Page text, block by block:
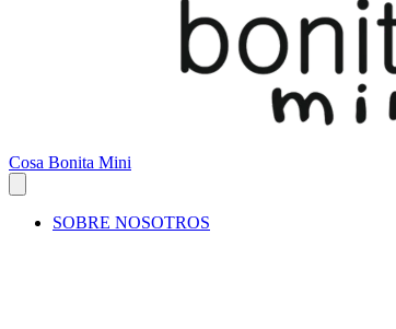
Cosa Bonita Mini
SOBRE NOSOTROS